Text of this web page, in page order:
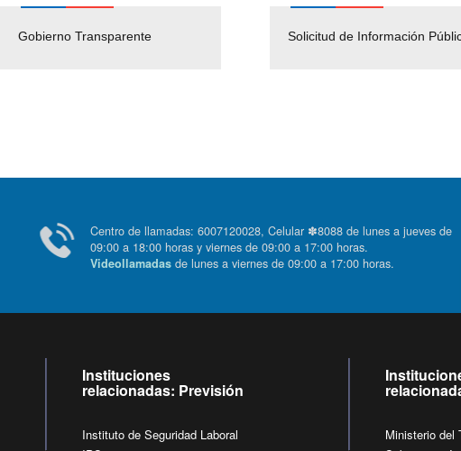
Gobierno Transparente Solicitud de Información
Pago Proveedores
Centro de llamadas: 6007120028, Celular ✽8088 de lunes a jueves de
09:00 a 18:00 horas y viernes de 09:00 a 17:00 horas.
Videollamadas de lunes a viernes de 09:00 a 17:00 horas.
Instituciones
relacionadas: Previsión
Instituto de Seguridad Laboral
Ministerio del